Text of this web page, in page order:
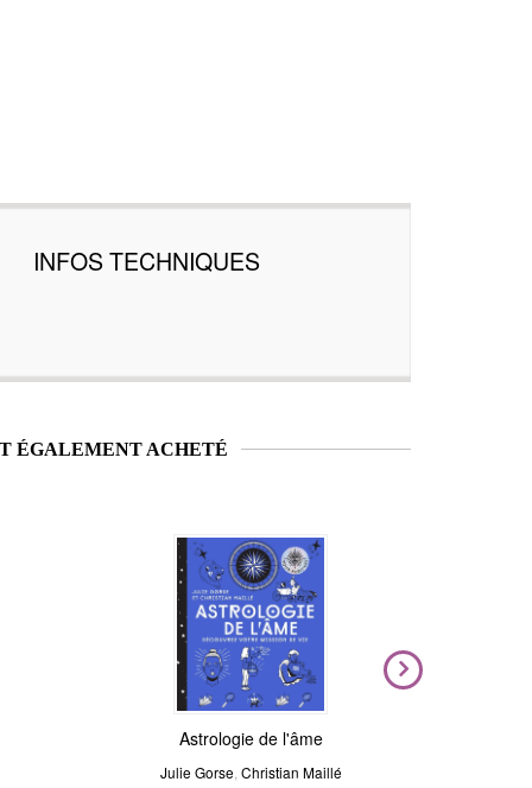
INFOS TECHNIQUES
Nouveauté
Magic Stickers - Céleste
André Sanchez
ÉGALEMENT ACHETÉ
Astrologie de l'âme
Julie Gorse,Christian Maillé